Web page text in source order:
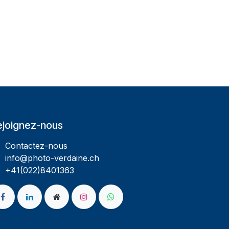
nous
Contactez-nous
info@photo-verdaine.ch​
​​+41(022)8401363